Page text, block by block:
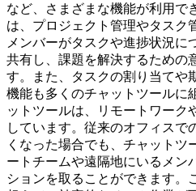
など、さまざまな機能が利用で
は、プロジェクト管理やタスク
メンバーがタスクや進捗状況に
共有し、課題を解決するための
す。また、タスクの割り当てや
機能も多くのチャットツールに
ットツールは、リモートワーク
しています。従来のオフィスで
くなった場合でも、チャットツ
ートチームや遠隔地にいるメン
ションを取ることができます。